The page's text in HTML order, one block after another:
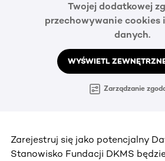
Twojej dodatkowej
przechowywanie cookies
danych.
WYŚWIETL
Zarządzanie
Zarejestruj się jako potencjalny
Stanowisko Fundacji DKMS